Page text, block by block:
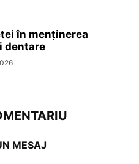
în menținerea
dentare
MESAJ